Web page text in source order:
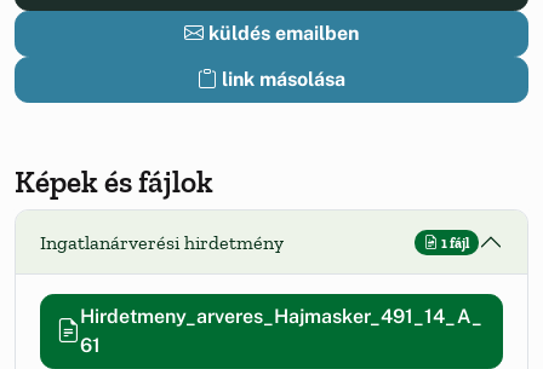
küldés emailben
link másolása
Képek és fájlok
Ingatlanárverési hirdetmény 1 fájl
Hirdetmeny_arveres_Hajmasker_491_14_A_
61